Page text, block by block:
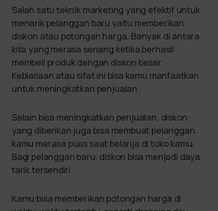
Salah satu teknik marketing yang efektif untuk
menarik pelanggan baru yaitu memberikan
diskon atau potongan harga. Banyak di antara
kita yang merasa senang ketika berhasil
membeli produk dengan diskon besar.
Kebiasaan atau sifat ini bisa kamu manfaatkan
untuk meningkatkan penjualan.
Selain bisa meningkatkan penjualan, diskon
yang diberikan juga bisa membuat pelanggan
kamu merasa puas saat belanja di toko kamu.
Bagi pelanggan baru, diskon bisa menjadi daya
tarik tersendiri.
Kamu bisa memberikan potongan harga di